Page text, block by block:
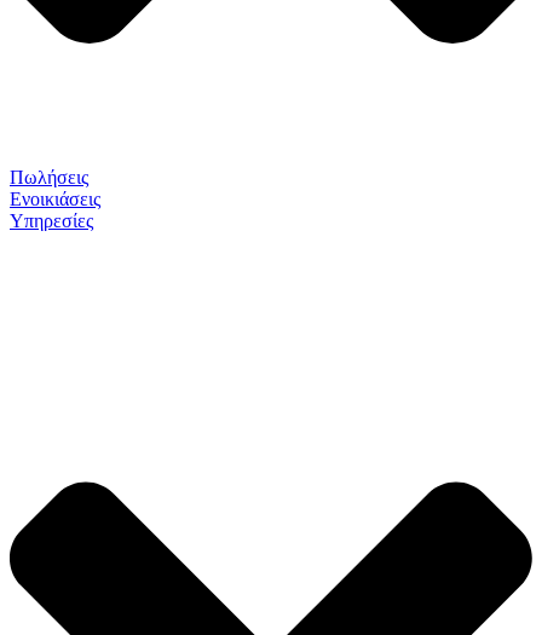
Πωλήσεις
Ενοικιάσεις
Υπηρεσίες